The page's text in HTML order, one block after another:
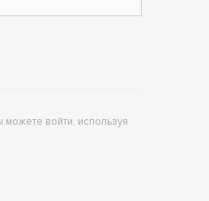
войти, используя